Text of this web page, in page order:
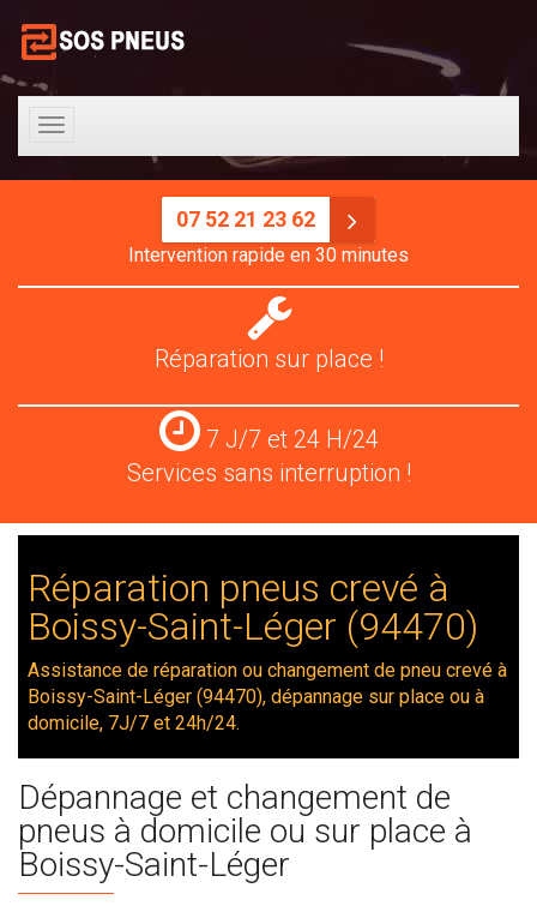
Toggle
navigation
07 52 21 23 62
Intervention rapide en 30 minutes
Réparation
pneus
Réparation sur place !
Services
24
H/24
7 J/7 et 24 H/24
Services sans interruption !
Réparation pneus crevé à
Boissy-Saint-Léger (94470)
Assistance de réparation ou changement de pneu crevé à
Boissy-Saint-Léger (94470), dépannage sur place ou à
domicile, 7J/7 et 24h/24.
Dépannage et changement de
pneus à domicile ou sur place à
Boissy-Saint-Léger